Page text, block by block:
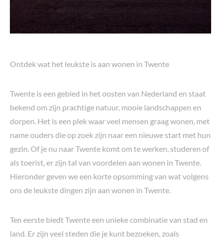
Ontdek wat het leukste is aan wonen in Twente
Twente is een gebied in het oosten van Nederland en staat
bekend om zijn prachtige natuur, mooie landschappen en
dorpen. Het is een plek waar veel mensen graag wonen, met
name ouders die op zoek zijn naar een nieuwe start met hun
gezin. Of je nu naar Twente komt om te werken, studeren of
als toerist, er zijn tal van voordelen aan wonen in Twente.
Hieronder geven we een korte opsomming van wat volgens
ons de leukste dingen zijn aan wonen in Twente.
Ten eerste biedt Twente een unieke combinatie van stad en
land. Er zijn veel steden die je kunt bezoeken, zoals